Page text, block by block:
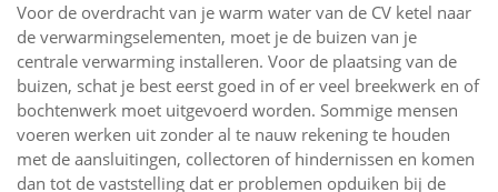
Voor de overdracht van je warm water van de CV ketel naar
de verwarmingselementen, moet je de buizen van je
centrale verwarming installeren. Voor de plaatsing van de
buizen, schat je best eerst goed in of er veel breekwerk en of
bochtenwerk moet uitgevoerd worden. Sommige mensen
voeren werken uit zonder al te nauw rekening te houden
met de aansluitingen, collectoren of hindernissen en komen
dan tot de vaststelling dat er problemen opduiken bij de